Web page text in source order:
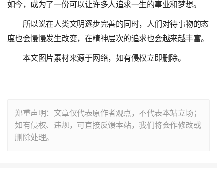
如今，成为了一份可以让许多人追求一生的事业和梦想。
所以说在人类文明逐步完善的同时，人们对待事物的态
度也会慢慢发生改变，在精神层次的追求也会越来越丰富。
本文图片素材来源于网络，如有侵权立即删除。
郑重声明：文章仅代表原作者观点，不代表本站立场；
如有侵权、违规，可直接反馈本站，我们将会作修改或
删除处理。